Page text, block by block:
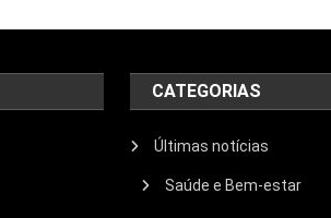
CATEGORIAS
Últimas notícias
Saúde e Bem-estar